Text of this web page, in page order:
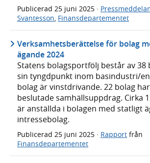
Publicerad 25 juni 2025 ·
Svantesson, Finansdepartementet
Verksamhetsberättelse för bolag
ägande 2024
Statens bolagsportfölj består av 38
sin tyngdpunkt inom basindustri/
bolag är vinstdrivande. 22 bolag
beslutade samhällsuppdrag. Cirka
är anställda i bolagen med statligt
intressebolag.
Publicerad 25 juni 2025 · Rapport från
Finansdepartementet